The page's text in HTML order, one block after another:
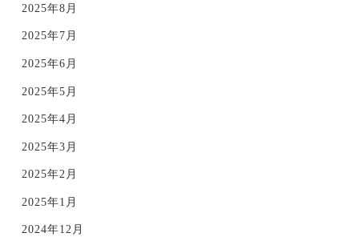
2025年8月
2025年7月
2025年6月
2025年5月
2025年4月
2025年3月
2025年2月
2025年1月
2024年12月